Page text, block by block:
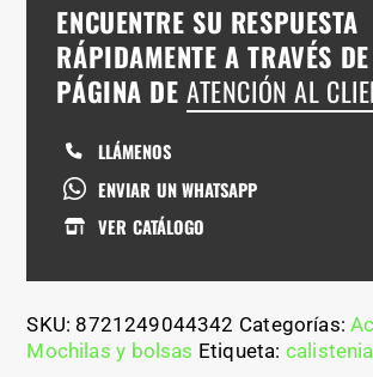
ENCUENTRE SU RESPUESTA
RÁPIDAMENTE A TRAVÉS
PÁGINA DEATENCIÓN AL
LLÁMENOS
ENVIAR UN WHATSAPP
VER CATÁLOGO
SKU: 8721249044342 Categorías:
Mochilas y bolsas Etiqueta: calistenia